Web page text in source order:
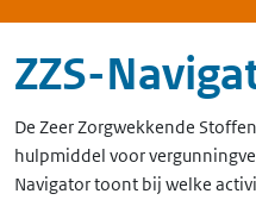
ZZS-
De Zeer Zorgwekkende
hulpmiddel voor
Navigator toont bij welke